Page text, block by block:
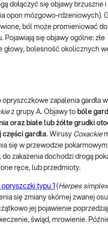
dołączyć się objawy brzuszne
opon mózgowo-rdzeniowych).
ból może promieniować do
Pojawiają się objawy ogólne: złe
głowy, bolesność okolicznych
opryszczkowe zapalenia gardła
z grupy A. Objawy to bóle
oraz białe lub żółte grudki
gardła. Wirusy Coxackie
się w przewodzie
zakażenia dochodzi drogą
ręce, lub przedmioty.
typu 1 (Herpes simplex
się zmiany skórnej zwanej
jej pojawienie
świąd, mrowienie.